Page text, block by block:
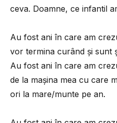
ceva. Doamne, ce infantil
Au fost ani în care am
vor termina curând și sunt
Au fost ani în care am
de la mașina mea cu care
ori la mare/munte pe an.